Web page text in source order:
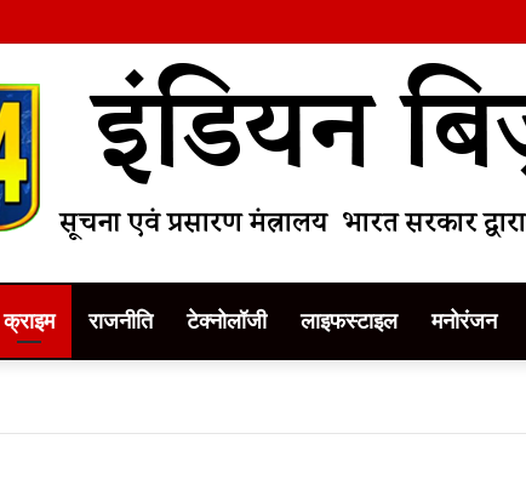
क्राइम राजनीति टेक्नोलॉजी लाइफस्टाइल मनोरंजन